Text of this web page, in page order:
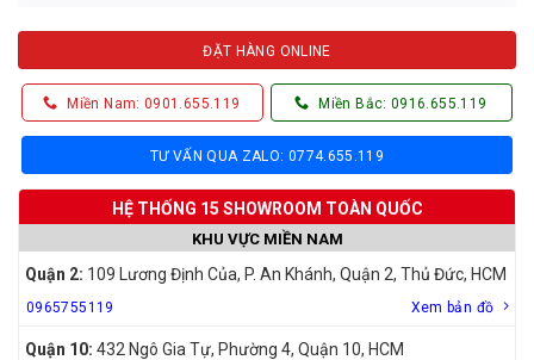
ĐẶT HÀNG ONLINE
Miền Nam: 0901.655.119 Miền Bắc: 0916.655.119
TƯ VẤN QUA ZALO: 0774.655.119
HỆ THỐNG 15 SHOWROOM TOÀN QUỐC
KHU VỰC MIỀN NAM
Quận 2: 109 Lương Định Của, P. An Khánh, Quận 2, Thủ Đức, HCM
0965755119 Xem bản đồ
Quận 10: 432 Ngô Gia Tự, Phường 4, Quận 10, HCM